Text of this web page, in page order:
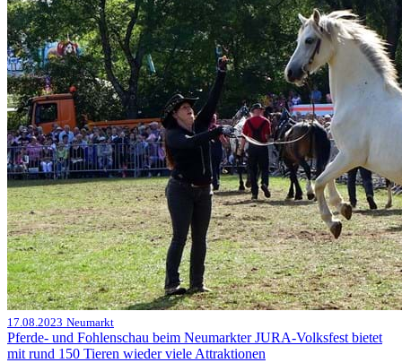
17.08.2023 Neumarkt
Pferde- und Fohlenschau beim Neumarkter JURA-Volksfest bietet
mit rund 150 Tieren wieder viele Attraktionen